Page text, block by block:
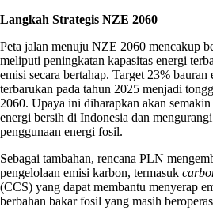
Langkah Strategis NZE 2060
Peta jalan menuju NZE 2060 mencakup
meliputi peningkatan kapasitas energi
emisi secara bertahap. Target 23% bauran
terbarukan pada tahun 2025 menjadi
2060. Upaya ini diharapkan akan
energi bersih di Indonesia dan
penggunaan energi fosil.
Sebagai tambahan, rencana PLN
pengelolaan emisi karbon, termasuk
(CCS) yang dapat membantu menyerap
berbahan bakar fosil yang masih